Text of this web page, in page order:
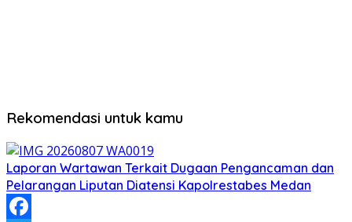
Rekomendasi untuk kamu
Laporan Wartawan Terkait Dugaan Pengancaman dan
Pelarangan Liputan Diatensi Kapolrestabes Medan